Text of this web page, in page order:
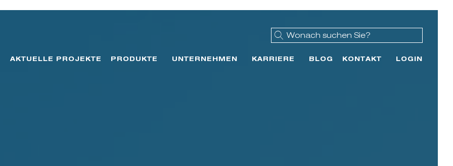
AKTUELLE PROJEKTE PRODUKTE UNTERNEHMEN KARRIERE BLOG KONTAKT LOGIN